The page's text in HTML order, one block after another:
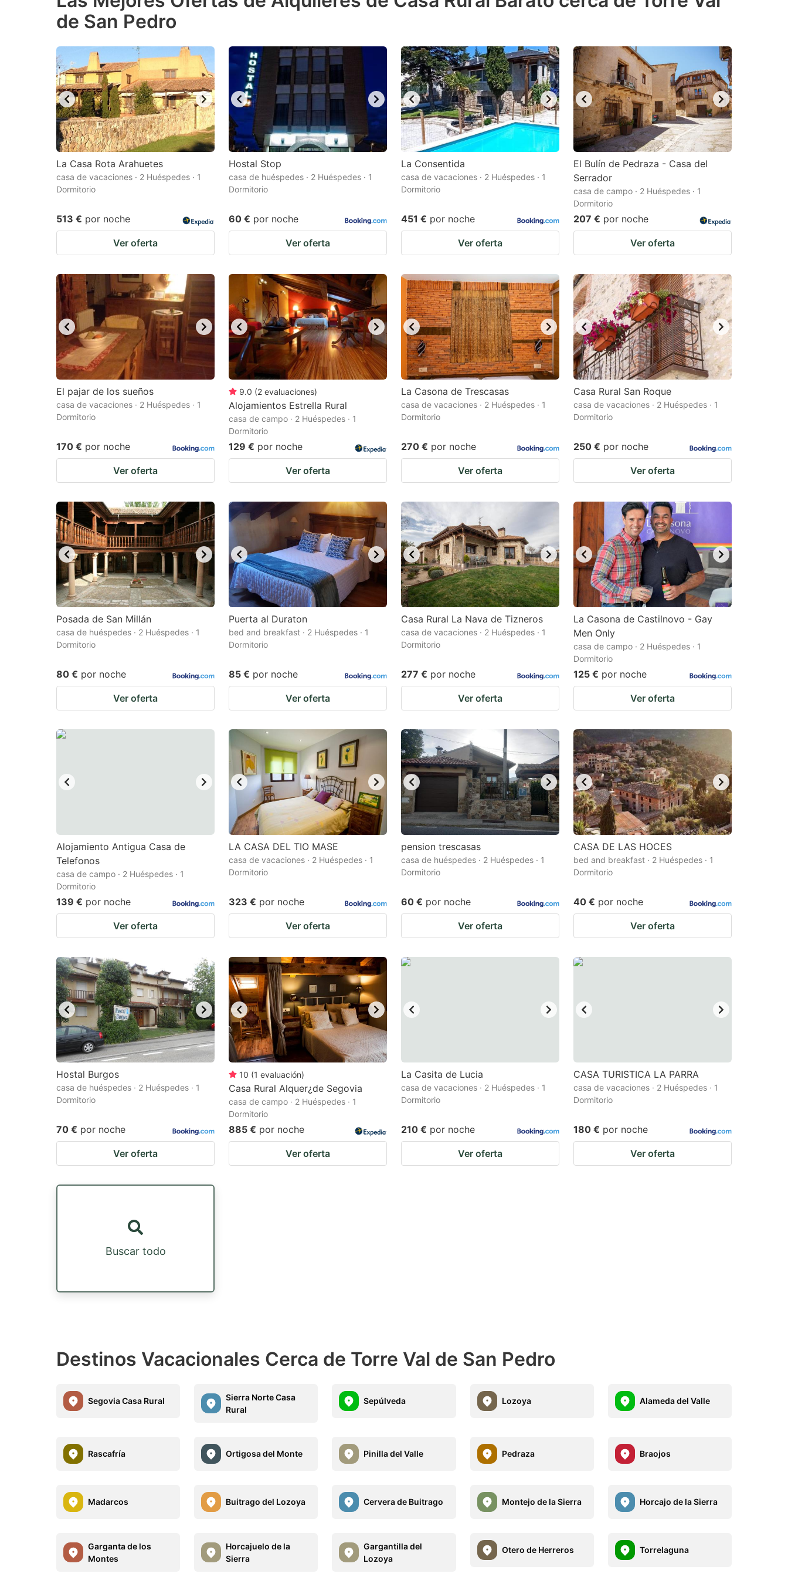
question
key
to
get
the
keyboard
shortcuts
for
changing
dates.
key
to
get
the
keyboard
shortcuts
for
changing
dates.
de San Pedro
La Casa Rota Arahuetes
casa de vacaciones · 2 Huéspedes · 1
Dormitorio
513 € por noche
Ver oferta
Hostal Stop
casa de huéspedes · 2 Huéspedes · 1
Dormitorio
60 € por noche
Ver oferta
La Consentida
casa de vacaciones · 2 Huéspedes · 1
Dormitorio
451 € por noche
Ver oferta
El Bulín de Pedraza - Casa del
Serrador
casa de campo · 2 Huéspedes · 1
Dormitorio
207 € por noche
Ver oferta
El pajar de los sueños
casa de vacaciones · 2 Huéspedes · 1
Dormitorio
170 € por noche
Ver oferta
9.0 (2 evaluaciones)
Alojamientos Estrella Rural
casa de campo · 2 Huéspedes · 1
Dormitorio
129 € por noche
Ver oferta
La Casona de Trescasas
casa de vacaciones · 2 Huéspedes · 1
Dormitorio
270 € por noche
Ver oferta
Casa Rural San Roque
casa de vacaciones · 2 Huéspedes · 1
Dormitorio
250 € por noche
Ver oferta
Posada de San Millán
casa de huéspedes · 2 Huéspedes · 1
Dormitorio
80 € por noche
Ver oferta
Puerta al Duraton
bed and breakfast · 2 Huéspedes · 1
Dormitorio
85 € por noche
Ver oferta
Casa Rural La Nava de Tizneros
casa de vacaciones · 2 Huéspedes · 1
Dormitorio
277 € por noche
Ver oferta
La Casona de Castilnovo - Gay
Men Only
casa de campo · 2 Huéspedes · 1
Dormitorio
125 € por noche
Ver oferta
Alojamiento Antigua Casa de
Telefonos
casa de campo · 2 Huéspedes · 1
Dormitorio
139 € por noche
Ver oferta
LA CASA DEL TIO MASE
casa de vacaciones · 2 Huéspedes · 1
Dormitorio
323 € por noche
Ver oferta
pension trescasas
casa de huéspedes · 2 Huéspedes · 1
Dormitorio
60 € por noche
Ver oferta
CASA DE LAS HOCES
bed and breakfast · 2 Huéspedes · 1
Dormitorio
40 € por noche
Ver oferta
Hostal Burgos
casa de huéspedes · 2 Huéspedes · 1
Dormitorio
70 € por noche
Ver oferta
10 (1 evaluación)
Casa Rural Alquer¿de Segovia
casa de campo · 2 Huéspedes · 1
Dormitorio
885 € por noche
Ver oferta
La Casita de Lucia
casa de vacaciones · 2 Huéspedes · 1
Dormitorio
210 € por noche
Ver oferta
CASA TURISTICA LA PARRA
casa de vacaciones · 2 Huéspedes · 1
Dormitorio
180 € por noche
Ver oferta
Buscar todo
Destinos Vacacionales Cerca de Torre Val de San Pedro
Segovia Casa Rural
Sierra Norte Casa
Rural
Sepúlveda Lozoya Alameda del Valle
Rascafría Ortigosa del Monte Pinilla del Valle Pedraza Braojos
Madarcos Buitrago del Lozoya Cervera de Buitrago Montejo de la Sierra Horcajo de la Sierra
Garganta de los
Montes
Horcajuelo de la
Sierra
Gargantilla del
Lozoya
Otero de Herreros Torrelaguna